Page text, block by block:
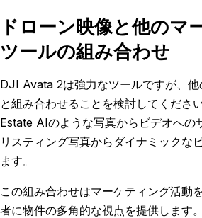
ドローン映像と他のマ
ツールの組み合わせ
DJI Avata 2は強力なツールですが、
と組み合わせることを検討してくださ
Estate AIのような写真からビデオへの
リスティング写真からダイナミックな
ます。
この組み合わせはマーケティング活動
者に物件の多角的な視点を提供します。